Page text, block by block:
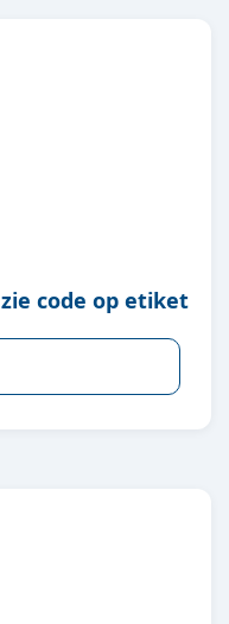
zie code op etiket